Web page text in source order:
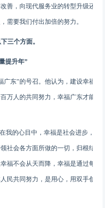
善，向现代服务业的转型升级还
需要我们付出加倍的努力。
三个方面。
提升年”
东”的号召。他认为，建设幸福
万人的共同努力，幸福广东才能
我的心目中，幸福是社会进步，
社会各方面所做的一切，归根结
福不会从天而降，幸福是通过每
民共同努力，是用心，用双手创